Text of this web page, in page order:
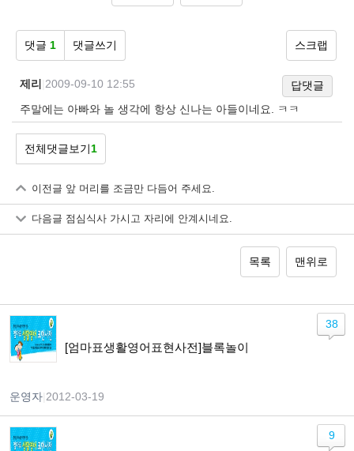
댓글 1 댓글쓰기 스크랩
제리 2009-09-10 12:55
답댓글
주말에는 아빠와 놀 생각에 항상 신나는 아들이네요. ㅋㅋ
전체댓글보기1
이전글 앞 머리를 조금만 다듬어 주세요.
다음글 점심식사 가시고 자리에 안계시네요.
목록 맨위로
[엄마표생활영어표현사전]블록놀이
운영자 2012-03-19
38
9